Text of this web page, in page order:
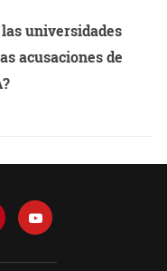
universidades
acusaciones de